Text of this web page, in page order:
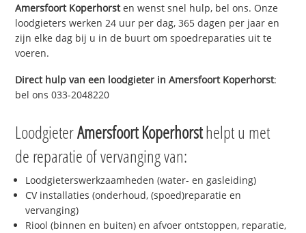
Amersfoort Koperhorsten wenst snel hulp, bel ons. Onze
loodgieters werken 24 uur per dag, 365 dagen per jaar en
zijn elke dag bij u in de buurt om spoedreparaties uit te
voeren.
Direct hulp van een loodgieter inAmersfoort Koperhorst:
bel ons 033-2048220
LoodgieterAmersfoort Koperhorsthelpt u met
de reparatie of vervanging van:
Loodgieterswerkzaamheden (water- en gasleiding)
CV installaties (onderhoud, (spoed)reparatie en
vervanging)
Riool (binnen en buiten) en afvoer ontstoppen, reparatie,